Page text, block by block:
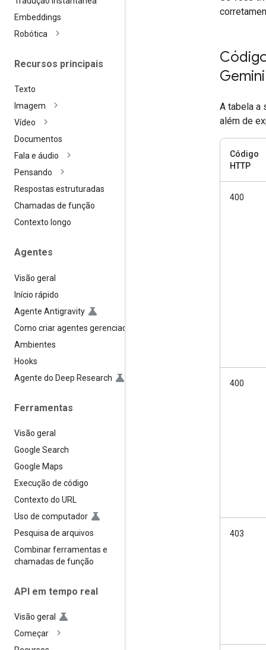
Embeddings
Robótica
Recursos principais
Texto
Imagem
Vídeo
Documentos
Fala e áudio
Pensando
Respostas estruturadas
Chamadas de função
Contexto longo
Agentes
Visão geral
Início rápido
Agente Antigravity
Como criar agentes gerenciados
Ambientes
Hooks
Agente do Deep Research
Ferramentas
Visão geral
Google Search
Google Maps
Execução de código
Contexto do URL
Uso de computador
Pesquisa de arquivos
Combinar ferramentas e
chamadas de função
API em tempo real
Visão geral
Começar
Gemini
A tabela a
além de
Código
HTTP
400
400
403